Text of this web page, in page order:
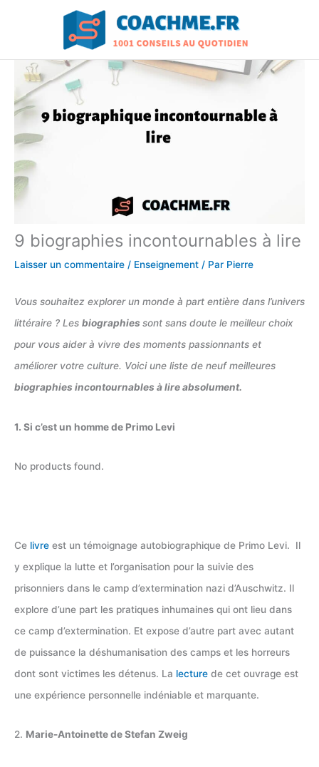
9 biographies incontournables à lire
Laisser un commentaire / Enseignement / Par Pierre
Vous souhaitez explorer un monde à part entière dans l’univers
littéraire ? Les biographies sont sans doute le meilleur choix
pour vous aider à vivre des moments passionnants et
améliorer votre culture. Voici une liste de neuf meilleures
biographies incontournables à lire absolument.
1. Si c’est un homme de Primo Levi
No products found.
Ce livre est un témoignage autobiographique de Primo Levi. Il
y explique la lutte et l’organisation pour la suivie des
prisonniers dans le camp d’extermination nazi d’Auschwitz. Il
explore d’une part les pratiques inhumaines qui ont lieu dans
ce camp d’extermination. Et expose d’autre part avec autant
de puissance la déshumanisation des camps et les horreurs
dont sont victimes les détenus. La lecture de cet ouvrage est
une expérience personnelle indéniable et marquante.
2. Marie-Antoinette de Stefan Zweig